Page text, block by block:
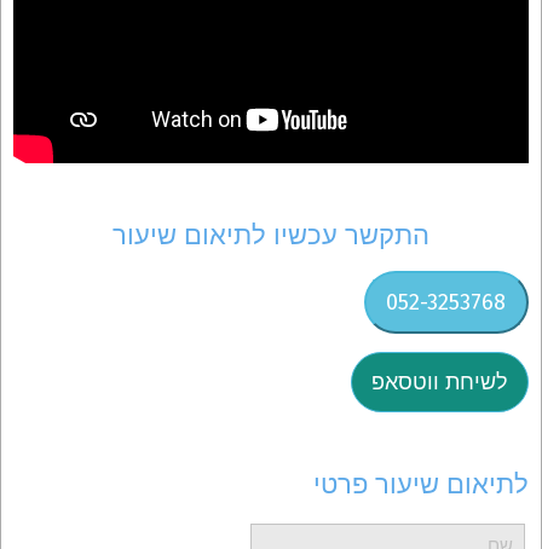
התקשר עכשיו לתיאום שיעור
052-3253768
לשיחת ווטסאפ
לתיאום שיעור פרטי